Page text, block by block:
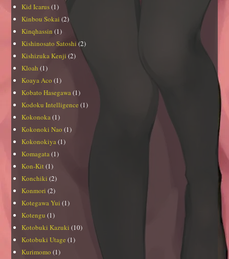
Kid Icarus(1)
Kinbou Sokai (2)
Kinqhassin (1)
Kishinosato Satoshi(2)
Kishizuka Kenji (2)
Kloah (1)
Koaya Aco (1)
Kobato Hasegawa(1)
Kodoku Intelligence (1)
Kokonoka(1)
Kokonoki Nao (1)
Kokonokiya(1)
Komagata(1)
Kon-Kit (1)
Konchiki (2)
Konmori (2)
Kotegawa Yui (1)
Kotengu (1)
Kotobuki Kazuki (10)
Kotobuki Utage (1)
Kurimomo (1)